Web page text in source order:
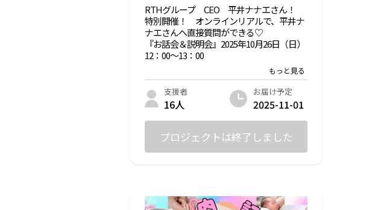
◽️バリの兄貴 : 丸尾孝俊 Profile
大阪生まれ。3歳で母親が家を出る。
中学校卒業後、看板屋に丁稚奉公。
独立し、トラック運転手から
経営コンサルタント派遣会社経営などを経
て
28歳で単身バリ島へ渡る。
現在、バリを中心に
不動産資産数百ヘクタール
数十件の自宅を所有。
自治体へのインフラ寄付などの
を超え
RTHグループ CEO 平井ナナエさん！
特別開催！ オンラインリアルで、平井ナ
ナエさんへ直接質問ができる♡
『お話会＆説明会』2025年10月26日（日）
12：00～13：00
11月20日、5冊目の本がKADOKAWAより出
版！新作本の話も先取り（それも本人さん
から ^^)
しかも！その新作が付いてきます。ぜひこ
の機会に『平井ナナエ』さんの世界観をリ
アルで感じてください。
加お待ちしています。
支援者
16人
お届け予定
2025-11-01
プロジェクトは終了しました